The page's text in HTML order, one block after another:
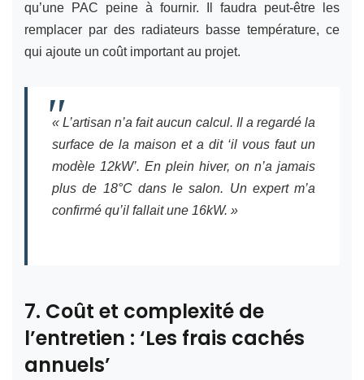
qu’une PAC peine à fournir. Il faudra peut-être les
remplacer par des radiateurs basse température, ce
qui ajoute un coût important au projet.
« L’artisan n’a fait aucun calcul. Il a regardé la
surface de la maison et a dit ‘il vous faut un
modèle 12kW’. En plein hiver, on n’a jamais
plus de 18°C dans le salon. Un expert m’a
confirmé qu’il fallait une 16kW. »
7. Coût et complexité de
l’entretien : ‘Les frais cachés
annuels’